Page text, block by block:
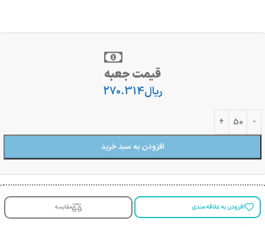
قیمت جعبه
ریال270.314
افزودن به سبد خرید
افزودن به علاقه مندی مقایسه